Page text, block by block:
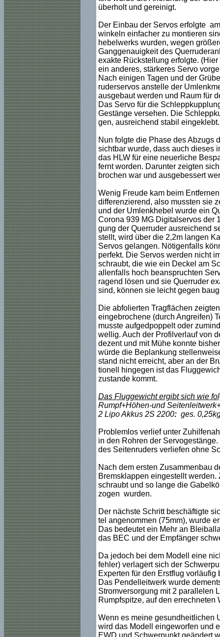
überholt und gereinigt.
Der Einbau der Servos erfolgte
winkeln einfacher zu montieren
hebelwerks wurden, wegen
Ganggenauigkeit des
exakte Rückstellung erfolgte.
ein anderes, stärkeres Servo
Nach einigen Tagen und der
ruderservos anstelle der
ausgebaut werden und Raum für
Das Servo für die
Gestänge versehen. Die
gen, ausreichend stabil eingeklebt.
Nun folgte die Phase des Abzugs
sichtbar wurde, dass auch dieses
das HLW für eine neuerliche
fernt worden. Darunter zeigten
brochen war und ausgebessert
Wenig Freude kam beim
differenzierend, also mussten sie
und der Umlenkhebel wurde ein
Corona 939 MG Digitalservos der
gung der Querruder ausreichend
stellt, wird über die 2,2m langen
Servos gelangen. Nötigenfalls
perfekt. Die Servos werden nicht
schraubt, die wie ein Deckel am
allenfalls hoch beanspruchten
ragend lösen und sie Querruder
sind, können sie leicht gegen
Die abfolierten Tragflächen
eingebrochene (durch Angreifen)
musste aufgedpoppelt oder
wellig. Auch der Profilverlauf von
dezent und mit Mühe konnte
würde die Beplankung
stand nicht erreicht, aber an der
tionell hingegen ist das
zustande kommt.
Das Fluggewicht ergibt sich wie
Rumpf+Höhen-und
2 Lipo Akkus 2S 2200: ges.
Problemlos verlief unter
in den Rohren der
des Seitenruders verliefen ohne
Nach dem ersten Zusammenbau
Bremsklappen eingestellt
schraubt und so lange die
zogen wurden.
Der nächste Schritt beschäftigte
tel angenommen (75mm), wurde
Das bedeutet ein Mehr an
das BEC und der Empfänger
Da jedoch bei dem Modell eine
fehler) verlagert sich der
Experten für den Erstflug vorläufig
Das Pendelleitwerk wurde
Stromversorgung mit 2 parallelen
Rumpfspitze, auf den errechneten
Wenn es meine gesundheitlichen
wird das Modell eingeworfen und
EWD und Schwerpunkt geändert